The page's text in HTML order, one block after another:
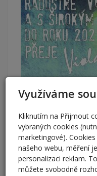
Využíváme
Kliknutím na Přijmout
vybraných cookies
marketingové).
našeho webu, měření
personalizaci reklam.
můžete svobodně